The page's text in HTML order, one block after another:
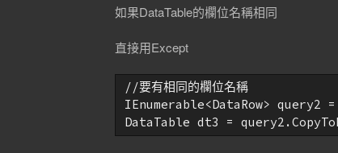
如果DataTable的欄位名稱相同
直接用Except
//要有相同的欄位名稱
IEnumerable<DataRow> query2
DataTable dt3 =